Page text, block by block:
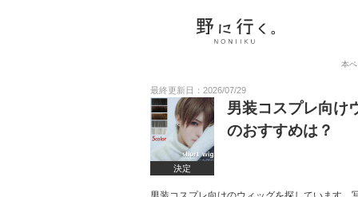
本
最終更新日：2026/07/29
決定
男装コスプレ向け
のおすすめは？